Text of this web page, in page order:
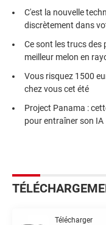
C'est la nouvelle
discrètement dans
Ce sont les trucs des
meilleur melon en
Vous risquez 1500
chez vous cet été
Project Panama :
pour entraîner son IA
Télécharger